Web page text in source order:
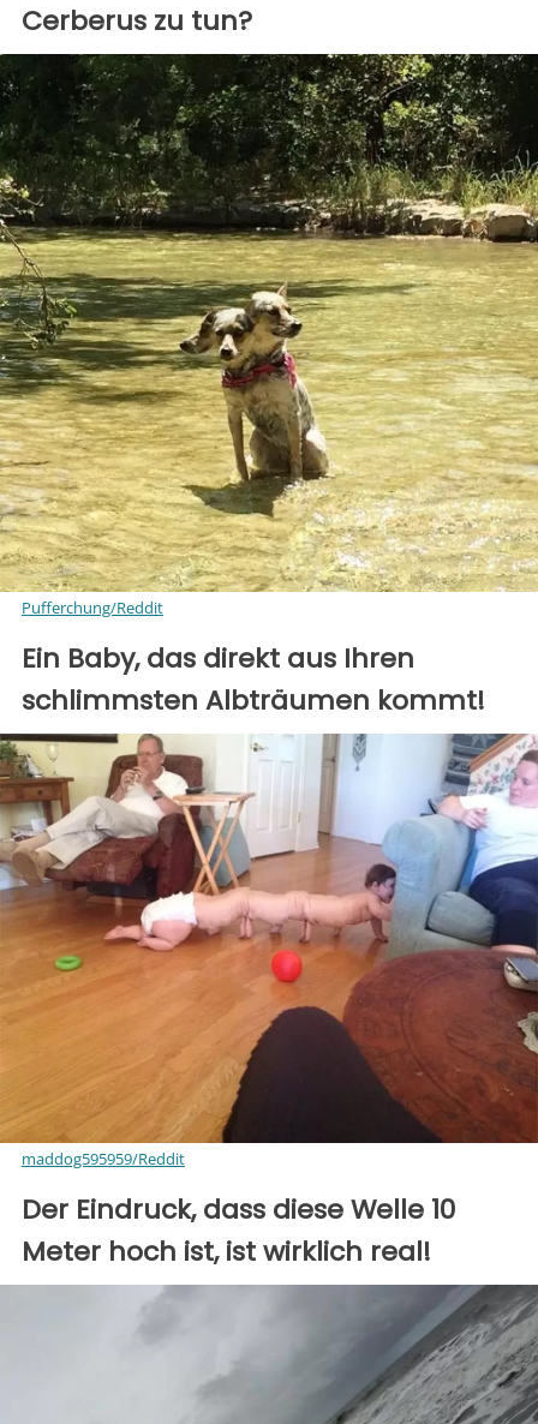
Cerberus zu tun?
Pufferchung/Reddit
Ein Baby, das direkt aus Ihren
schlimmsten Albträumen kommt!
maddog595959/Reddit
Der Eindruck, dass diese Welle 10
Meter hoch ist, ist wirklich real!